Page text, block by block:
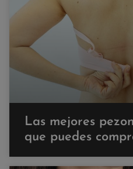
Las mejores
que puedes